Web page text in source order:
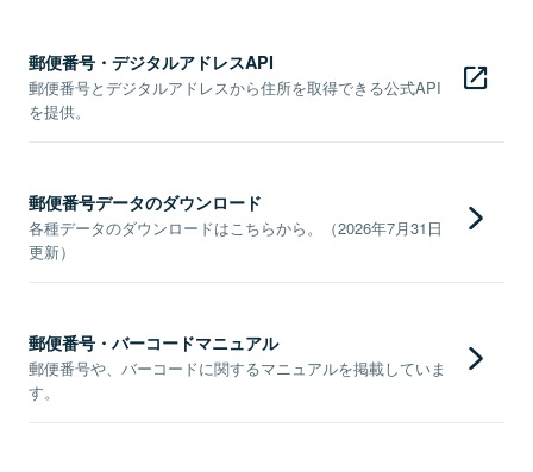
郵便番号・デジタルアドレスAPI
郵便番号とデジタルアドレスから住所を取得できる公式API
を提供。
郵便番号データのダウンロード
各種データのダウンロードはこちらから。（2026年7月31日
更新）
郵便番号・バーコードマニュアル
郵便番号や、バーコードに関するマニュアルを掲載していま
す。